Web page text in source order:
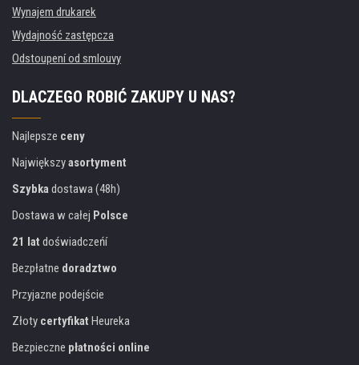
Wynajem drukarek
Wydajność zastępcza
Odstoupení od smlouvy
DLACZEGO ROBIĆ ZAKUPY U NAS?
Najlepsze ceny
Największyasortyment
Szybka dostawa (48h)
Dostawa w całej Polsce
21 lat doświadczeńí
Bezpłatne doradztwo
Przyjazne podejście
Złoty certyfikat Heureka
Bezpieczne płatności online